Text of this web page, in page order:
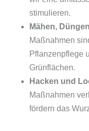
stimulieren.
Mähen,
Maßnahmen
Pflanzenpflege
Grünflächen.
Hacken und
Maßnahmen
fördern das